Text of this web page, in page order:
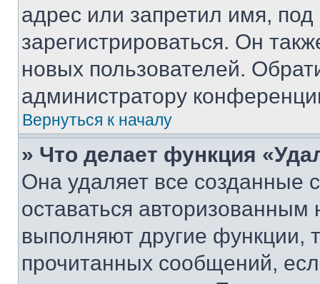
адрес или запретил имя,
зарегистрироваться. Он
новых пользователей.
администратору
Вернуться к началу
» Что делает функция
Она удаляет все созданные
оставаться
выполняют другие функции,
прочитанных сообщений,